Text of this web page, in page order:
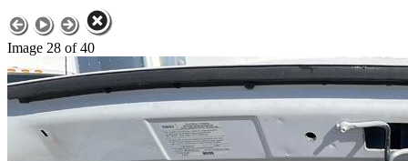
Image 28 of 40